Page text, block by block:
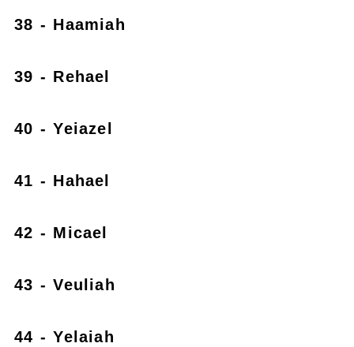
38 - Haamiah
39 - Rehael
40 - Yeiazel
41 - Hahael
42 - Micael
43 - Veuliah
44 - Yelaiah